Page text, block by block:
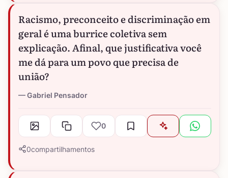
Racismo, preconceito e discriminação em
geral é uma burrice coletiva sem
explicação. Afinal, que justificativa você
me dá para um povo que precisa de
união?
Gabriel Pensador
0
0compartilhamentos